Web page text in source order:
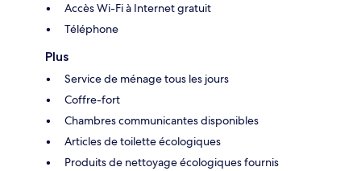
Accès Wi-Fi à Internet gratuit
Téléphone
Plus
Service de ménage tous les jours
Coffre-fort
Chambres communicantes disponibles
Articles de toilette écologiques
Produits de nettoyage écologiques fournis